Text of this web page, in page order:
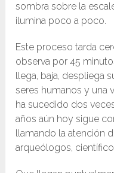
sombra sobre la
ilumina poco a poco.
Este proceso tarda
observa por 45
llega, baja, despliega
seres humanos y una
ha sucedido dos
años aún hoy sigue
llamando la atención
arqueólogos,